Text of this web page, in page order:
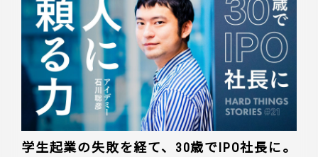
学生起業の失敗を経て、30歳でIPO社長に。